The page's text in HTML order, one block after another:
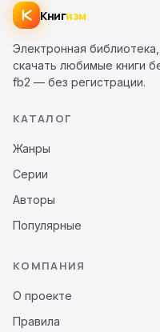
Книгизм
Электронная
скачать любимые книги
fb2 — без регистрации.
КАТАЛОГ
Жанры
Серии
Авторы
Популярные
КОМПАНИЯ
О проекте
Правила